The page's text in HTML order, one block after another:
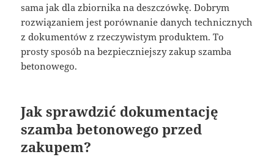
sama jak dla zbiornika na deszczówkę. Dobrym
rozwiązaniem jest porównanie danych technicznych
z dokumentów z rzeczywistym produktem. To
prosty sposób na bezpieczniejszy zakup szamba
betonowego.
Jak sprawdzić dokumentację
szamba betonowego przed
zakupem?